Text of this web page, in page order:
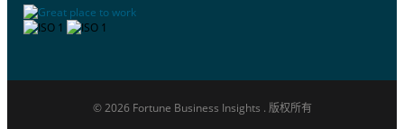
© 2026 Fortune Business Insights . 版权所有